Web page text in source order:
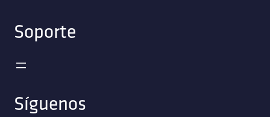
Soporte
Síguenos